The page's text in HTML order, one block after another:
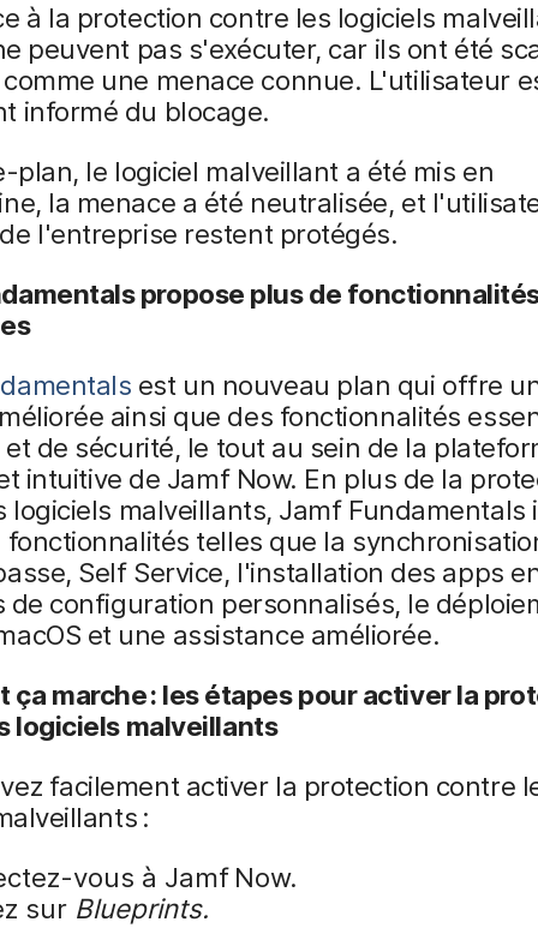
à la protection contre les logiciels
peuvent pas s'exécuter, car ils ont été
une menace connue. L'utilisateur
informé du blocage.
plan, le logiciel malveillant a été mis en
la menace a été neutralisée, et
l'entreprise restent protégés.
propose plus de
est un nouveau plan qui offre
ainsi que des fonctionnalités
de sécurité, le tout au sein de la
intuitive de Jamf Now. En plus de la
logiciels malveillants, Jamf Fundamentals
fonctionnalités telles que la
Self Service, l'installation des apps
de configuration personnalisés, le
et une assistance améliorée.
ça marche : les étapes pour activer la
logiciels malveillants
facilement activer la protection contre
:
vous à Jamf Now.
sur Blueprints.